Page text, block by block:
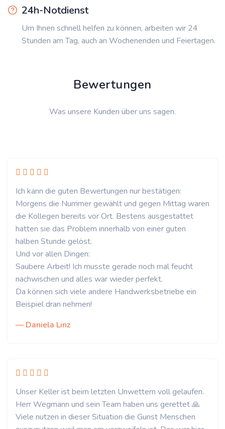
24h-Notdienst
Um Ihnen schnell helfen zu können, arbeiten wir 24
Stunden am Tag, auch an Wochenenden und Feiertagen.
Bewertungen
Was unsere Kunden über uns sagen.
Ich kann die guten Bewertungen nur bestätigen:
Morgens die Nummer gewählt und gegen Mittag waren
die Kollegen bereits vor Ort. Bestens ausgestattet
hatten sie das Problem innerhalb von einer guten
halben Stunde gelöst.
Und vor allen Dingen:
Saubere Arbeit! Ich musste gerade noch mal feucht
nachwischen und alles war wieder perfekt.
Da können sich viele andere Handwerksbetriebe ein
Beispiel dran nehmen!
— Daniela Linz
Unser Keller ist beim letzten Unwettern voll gelaufen.
Herr Wegmann und sein Team haben uns gerettet 🙏
Viele nutzen in dieser Situation die Gunst Menschen